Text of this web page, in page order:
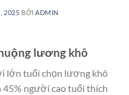
2025 BỞI ADMIN
lương khô
lớn tuổi chọn lương khô
45% người cao tuổi thích